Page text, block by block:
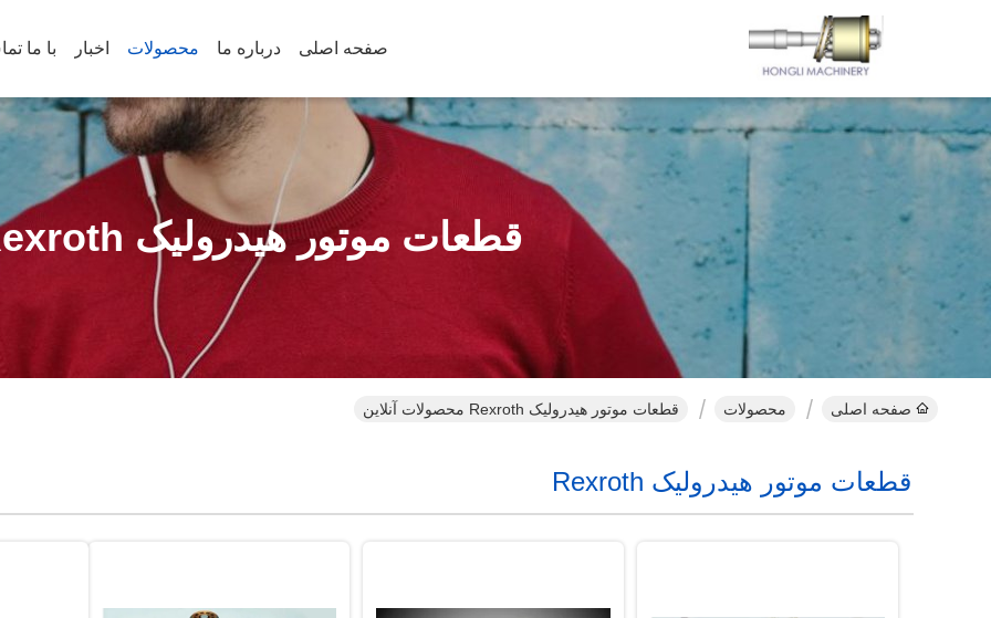
صفحه اصلی درباره ما محصولات اخبار با ما
قطعات موتور هیدرولیک Rexroth
صفحه اصلی محصولات قطعات موتور هیدرولیک Rexroth محصولات آنلاین
قطعات موتور هیدرولیک Rexroth